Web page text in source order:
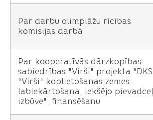
Par darbu olimpiāžu rīcības
komisijas darbā
Par kooperatīvās dārzkopības
sabiedrības "Virši" projekta "DKS
"Virši" koplietošanas zemes
labiekārtošana, iekšējo
izbūve", finansēšanu